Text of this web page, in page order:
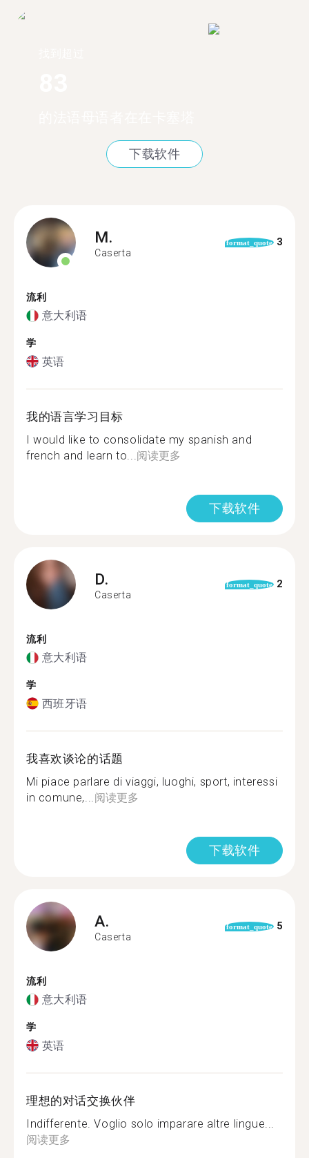
下载软件
M.
Caserta
format_quote 3
流利
意大利语
学
英语
我的语言学习目标
I would like to consolidate my spanish and
french and learn to... 阅读更多
下载软件
D.
Caserta
format_quote 2
流利
意大利语
学
西班牙语
我喜欢谈论的话题
Mi piace parlare di viaggi, luoghi, sport, interessi
in comune,... 阅读更多
下载软件
A.
Caserta
format_quote 5
流利
意大利语
学
英语
理想的对话交换伙伴
Indifferente. Voglio solo imparare altre lingue...
阅读更多